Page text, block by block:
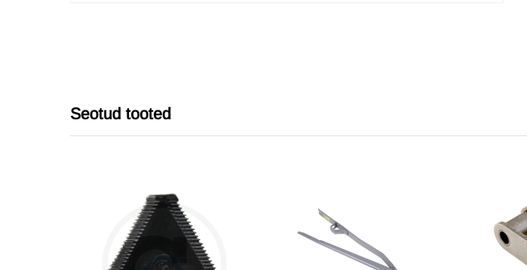
Seotud tooted